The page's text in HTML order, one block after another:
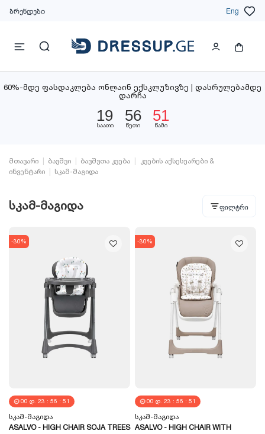
ბრენდები Eng
60%-მდე ფასდაკლება ონლაინ ექსკლუზივზე | დასრულებამდე
დარჩა
19
საათი
56
წუთი
51
წამი
მთავარი ბავშვი ბავშვთა კვება
კვების აქსესუარები &
ინვენტარი
სკამ-მაგიდა
სკამ-მაგიდა ფილტრი
-30%
00 Დ. 23 : 56 : 51
Სკამ-Მაგიდა
ASALVO - HIGH CHAIR SOJA TREES
-30%
00 Დ. 23 : 56 : 51
Სკამ-Მაგიდა
ASALVO - HIGH CHAIR WITH